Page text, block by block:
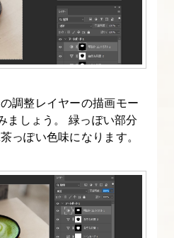
調整レイヤーの描画モー
ましょう。 緑っぽい部分
っぽい色味になります。